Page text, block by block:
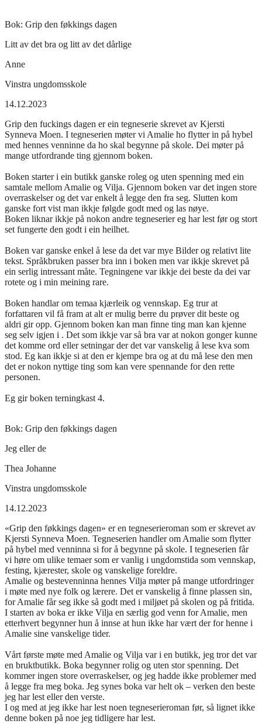
Bok: Grip den føkkings dagen
Litt av det bra og litt av det dårlige
Anne
Vinstra ungdomsskole
14.12.2023
Grip den fuckings dagen er ein tegneserie skrevet av Kjersti
Synneva Moen. I tegneserien møter vi Amalie ho flytter in på hybel
med hennes venninne da ho skal begynne på skole. Dei møter på
mange utfordrande ting gjennom boken.
Boken starter i ein butikk ganske roleg og uten spenning med ein
samtale mellom Amalie og Vilja. Gjennom boken var det ingen store
overraskelser og det var enkelt å legge den fra seg. Slutten kom
ganske fort vist man ikkje følgde godt med og las nøye.
Boken liknar ikkje på nokon andre tegneserier eg har lest før og stort
set fungerte den godt i ein heilhet.
Boken var ganske enkel å lese da det var mye Bilder og relativt lite
tekst. Språkbruken passer bra inn i boken men var ikkje skrevet på
ein serlig intressant måte. Tegningene var ikkje dei beste da dei var
rotete og i min meining rare.
Boken handlar om temaa kjærleik og vennskap. Eg trur at
forfattaren vil få fram at alt er mulig berre du prøver dit beste og
aldri gir opp. Gjennom boken kan man finne ting man kan kjenne
seg selv igjen i . Det som ikkje var så bra var at nokon gonger kunne
det komme ord eller setningar der det var vanskelig å lese kva som
stod. Eg kan ikkje si at den er kjempe bra og at du må lese den men
det er nokon nyttige ting som kan vere spennande for den rette
personen.
Eg gir boken terningkast 4.
Bok: Grip den føkkings dagen
Jeg eller de
Thea Johanne
Vinstra ungdomsskole
14.12.2023
«Grip den føkkings dagen» er en tegneserieroman som er skrevet av
Kjersti Synneva Moen. Tegneserien handler om Amalie som flytter
på hybel med venninna si for å begynne på skole. I tegneserien får
vi høre om ulike temaer som er vanlig i ungdomstida som vennskap,
festing, kjærester, skole og vanskelige foreldre.
Amalie og bestevenninna hennes Vilja møter på mange utfordringer
i møte med nye folk og lærere. Det er vanskelig å finne plassen sin,
for Amalie får seg ikke så godt med i miljøet på skolen og på fritida.
I starten av boka er ikke Vilja en særlig god venn for Amalie, men
etterhvert begynner hun å innse at hun ikke har vært der for henne i
Amalie sine vanskelige tider.
Vårt første møte med Amalie og Vilja var i en butikk, jeg tror det var
en bruktbutikk. Boka begynner rolig og uten stor spenning. Det
kommer ingen store overraskelser, og jeg hadde ikke problemer med
å legge fra meg boka. Jeg synes boka var helt ok – verken den beste
jeg har lest eller den verste.
I og med at jeg ikke har lest noen tegneserieroman før, så lignet ikke
denne boken på noe jeg tidligere har lest.